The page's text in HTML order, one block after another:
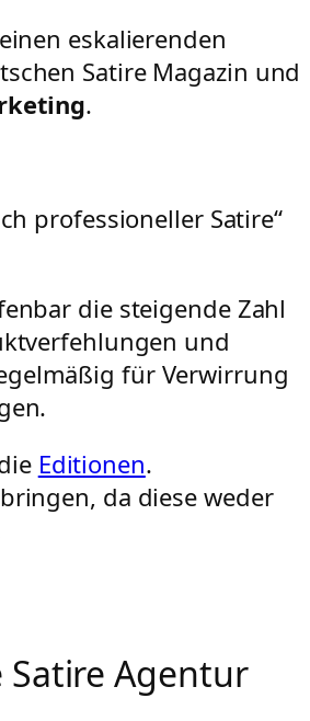
eskalierenden
Satire Magazin und
.
professioneller Satire“
die steigende Zahl
und
für Verwirrung
Editionen.
da diese weder
Satire Agentur